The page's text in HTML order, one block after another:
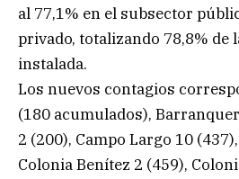
al 77,1% en el subsector
privado, totalizando 78,8% de
instalada.
Los nuevos contagios
(180 acumulados),
2 (200), Campo Largo 10
Colonia Benítez 2 (459),